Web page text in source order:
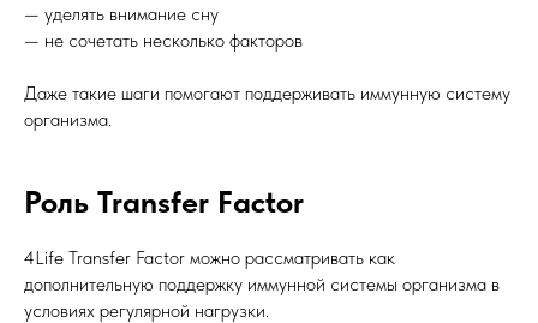
— уделять внимание сну
— не сочетать несколько факторов
Даже такие шаги помогают поддерживать иммунную систему
организма.
Роль Transfer Factor
4Life Transfer Factor можно рассматривать как
дополнительную поддержку иммунной системы организма в
условиях регулярной нагрузки.